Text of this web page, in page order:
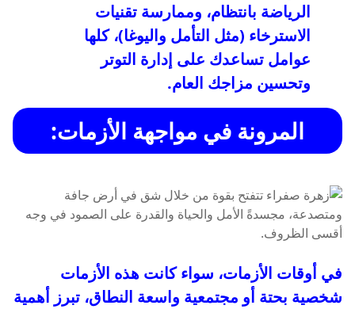
الرياضة بانتظام، وممارسة تقنيات
الاسترخاء (مثل التأمل واليوغا)، كلها
عوامل تساعدك على إدارة التوتر
وتحسين مزاجك العام.
المرونة في مواجهة الأزمات:
في أوقات الأزمات، سواء كانت هذه الأزمات
شخصية بحتة أو مجتمعية واسعة النطاق، تبرز أهمية